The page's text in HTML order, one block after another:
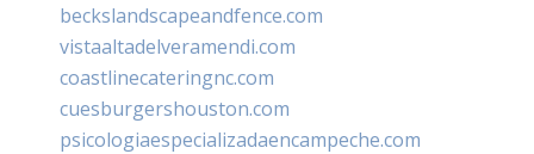
beckslandscapeandfence.com
vistaaltadelveramendi.com
coastlinecateringnc.com
cuesburgershouston.com
psicologiaespecializadaencampeche.com